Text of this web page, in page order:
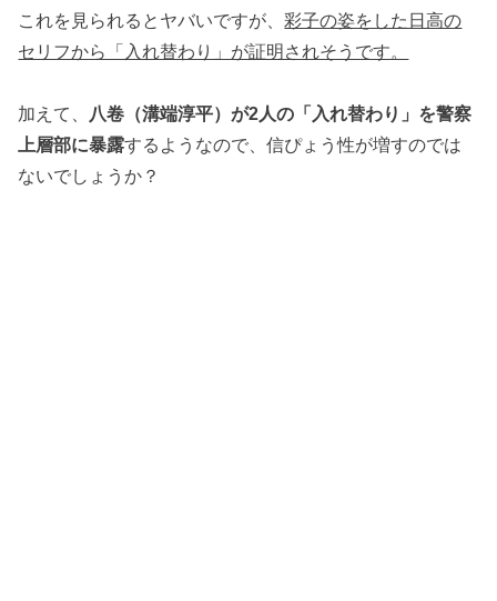
これを見られるとヤバいですが、彩子の姿をした日高の
セリフから「入れ替わり」が証明されそうです。
加えて、 八卷（溝端淳平）が2人の「入れ替わり」を警察
上層部に暴露するようなので、信ぴょう性が増すのでは
ないでしょうか？